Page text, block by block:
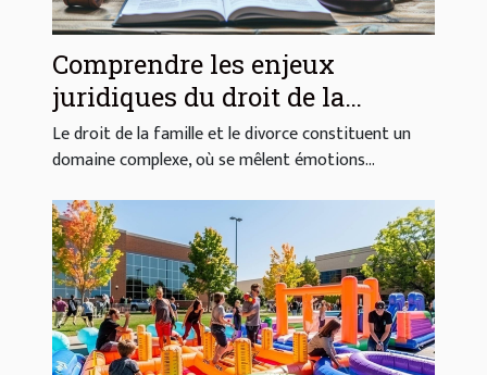
Comprendre les enjeux
juridiques du droit de la
famille et du divorce
Le droit de la famille et le divorce constituent un
domaine complexe, où se mêlent émotions...